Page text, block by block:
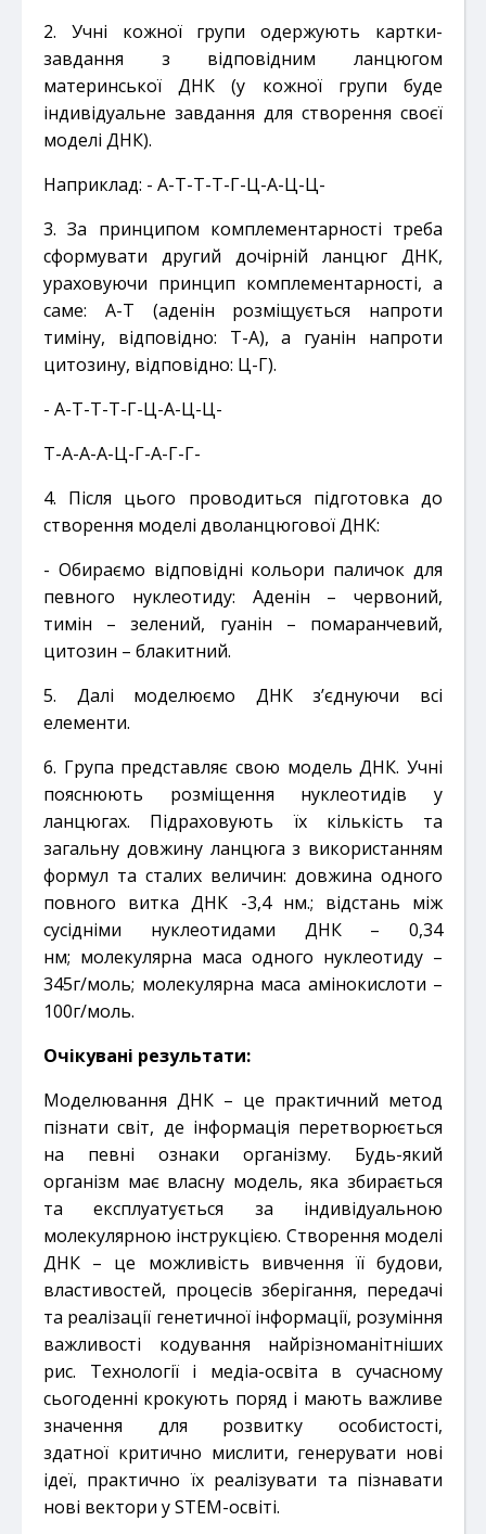
2. Учні кожної групи одержують картки-
завдання з відповідним ланцюгом
материнської ДНК (у кожної
групи буде
індивідуальне завдання для створення своєї
моделі ДНК).
Наприклад: - А-Т-Т-Т-Г-Ц-А-Ц-Ц-
3. За принципом комплементарності треба
сформувати другий дочірній ланцюг ДНК,
ураховуючи принцип комплементарності, а
саме: А-Т (аденін розміщується напроти
тиміну, відповідно: Т-А), а
гуанін напроти
цитозину, відповідно: Ц-Г).
- А-Т-Т-Т-Г-Ц-А-Ц-Ц-
Т-А-А-А-Ц-Г-А-Г-Г-
4. Після цього проводиться підготовка до
створення моделі дволанцюгової ДНК:
- Обираємо відповідні кольори паличок для
певного нуклеотиду: Аденін – червоний,
тимін –
зелений, гуанін – помаранчевий,
цитозин – блакитний.
5. Далі моделюємо ДНК з’єднуючи всі
елементи.
6. Група представляє свою модель ДНК. Учні
пояснюють розміщення нуклеотидів у
ланцюгах.
Підраховують їх кількість та
загальну довжину ланцюга з використанням
формул та сталих величин: довжина одного
повного витка ДНК -3,4 нм.; відстань між
сусідніми нуклеотидами ДНК – 0,34
нм; молекулярна маса одного нуклеотиду –
345г/моль; молекулярна маса амінокислоти –
100г/моль.
Очікувані результати:
Моделювання ДНК – це практичний метод
пізнати світ, де інформація перетворюється
на певні ознаки організму.
Будь-який
організм має власну модель, яка збирається
та експлуатується за індивідуальною
молекулярною інструкцією. Створення моделі
ДНК – це можливість вивчення її будови,
властивостей, процесів зберігання, передачі
та реалізації генетичної інформації, розуміння
важливості кодування найрізноманітніших
рис. Технології і
медіа-освіта в сучасному
сьогоденні крокують поряд і мають важливе
значення для розвитку особистості,
здатної критично мислити, генерувати нові
ідеї, практично їх реалізувати та пізнавати
нові вектори у STEM-освіті.